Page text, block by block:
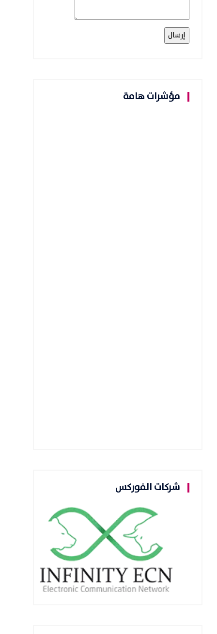
مؤشرات هامة
شركات الفوركس